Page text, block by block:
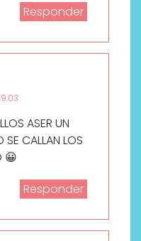
Responder
ASER UN
SE CALLAN LOS
😀
Responder